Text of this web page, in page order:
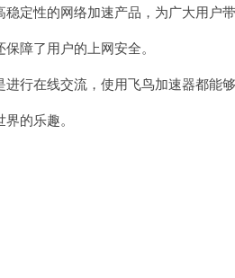
性的网络加速产品，为广大用户带
障了用户的上网安全。
在线交流，使用飞鸟加速器都能够
的乐趣。